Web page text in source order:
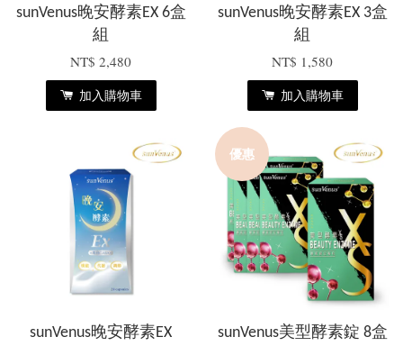
sunVenus晚安酵素EX 6盒
組
NT$ 2,480
加入購物車
sunVenus晚安酵素EX 3盒
組
NT$ 1,580
加入購物車
sunVenus晚安酵素EX
優惠
sunVenus美型酵素錠 8盒